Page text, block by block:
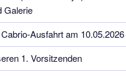
Galerie
Ausfahrt am 10.05.2026
1. Vorsitzenden